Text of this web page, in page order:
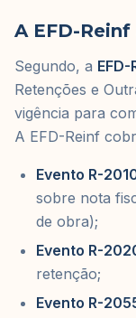
A EFD-
Segundo, a
Retenções e
vigência para
A EFD-Reinf
Evento R-
sobre nota
de obra);
Evento R-
retenção;
Evento R-